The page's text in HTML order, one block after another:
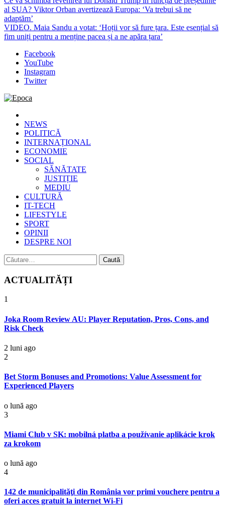
al SUA? Viktor Orban avertizează Europa: ‘Va trebui să ne
adaptăm’
VIDEO. Maia Sandu a votat: ‘Hoții vor să fure țara. Este esențial să
fim uniți pentru a menține pacea și a ne apăra țara’
Facebook
YouTube
Instagram
Twitter
Epoca
Cele mai noi știri online din România
NEWS
POLITICĂ
INTERNAȚIONAL
ECONOMIE
SOCIAL
SĂNĂTATE
JUSTIȚIE
MEDIU
CULTURĂ
IT-TECH
LIFESTYLE
SPORT
OPINII
DESPRE NOI
Caută
după:
ACTUALITĂȚI
1
Joka Room Review AU: Player Reputation, Pros, Cons, and
Risk Check
2 luni ago
2
Bet Storm Bonuses and Promotions: Value Assessment for
Experienced Players
o lună ago
3
Miami Club v SK: mobilná platba a používanie aplikácie krok
za krokom
o lună ago
4
142 de municipalităţi din România vor primi vouchere pentru a
oferi acces gratuit la internet Wi-Fi